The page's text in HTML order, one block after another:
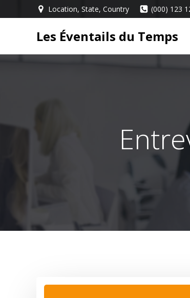
au
Location, State, Country (000) 123
Les Éventails du Temps